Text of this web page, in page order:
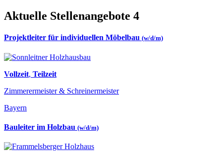
Aktuelle Stellenangebote 4
Projektleiter für individuellen Möbelbau (w/d/m)
Vollzeit, Teilzeit
Zimmerermeister & Schreinermeister
Bayern
Bauleiter im Holzbau (w/d/m)